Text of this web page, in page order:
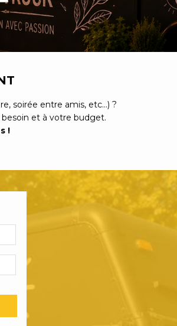
soirée entre amis, etc...) ?
et à votre budget.
!